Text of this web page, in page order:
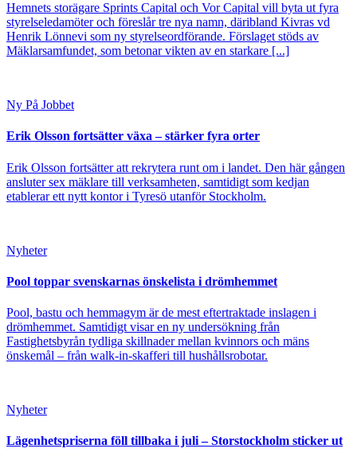
Hemnets storägare Sprints Capital och Vor Capital vill byta ut fyra
styrelseledamöter och föreslår tre nya namn, däribland Kivras vd
Henrik Lönnevi som ny styrelseordförande. Förslaget stöds av
Mäklarsamfundet, som betonar vikten av en starkare [...]
Ny På Jobbet
Erik Olsson fortsätter växa – stärker fyra orter
Erik Olsson fortsätter att rekrytera runt om i landet. Den här gången
ansluter sex mäklare till verksamheten, samtidigt som kedjan
etablerar ett nytt kontor i Tyresö utanför Stockholm.
Nyheter
Pool toppar svenskarnas önskelista i drömhemmet
Pool, bastu och hemmagym är de mest eftertraktade inslagen i
drömhemmet. Samtidigt visar en ny undersökning från
Fastighetsbyrån tydliga skillnader mellan kvinnors och mäns
önskemål – från walk-in-skafferi till hushållsrobotar.
Nyheter
Lägenhetspriserna föll tillbaka i juli – Storstockholm sticker ut